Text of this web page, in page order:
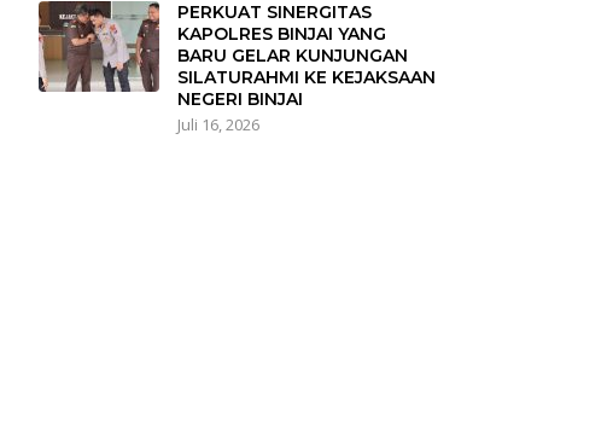
PERKUAT SINERGITAS
KAPOLRES BINJAI YANG
BARU GELAR KUNJUNGAN
SILATURAHMI KE KEJAKSAAN
NEGERI BINJAI
Juli 16, 2026